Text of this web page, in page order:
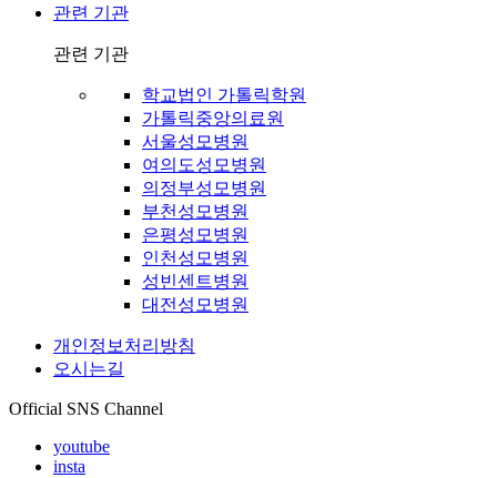
관련 기관
관련 기관
학교법인 가톨릭학원
가톨릭중앙의료원
서울성모병원
여의도성모병원
의정부성모병원
부천성모병원
은평성모병원
인천성모병원
성빈센트병원
대전성모병원
개인정보처리방침
오시는길
Official SNS Channel
youtube
insta